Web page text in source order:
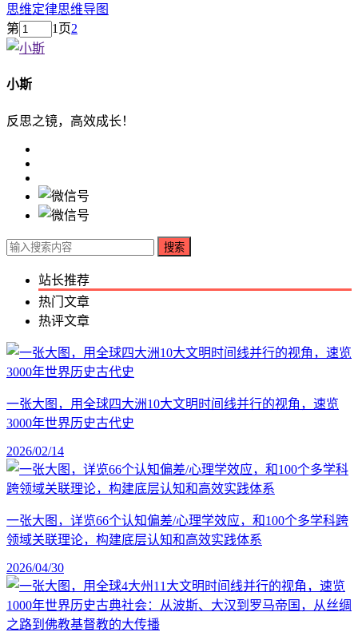
思维定律思维导图
第
1 页2
小斯
反思之镜，高效成长！
搜索
站长推荐
热门文章
热评文章
一张大图，用全球四大洲10大文明时间线并行的视角，速览
3000年世界历史古代史
2026/02/14
一张大图，详览66个认知偏差/心理学效应，和100个多学科跨
领域关联理论，构建底层认知和高效实践体系
2026/04/30